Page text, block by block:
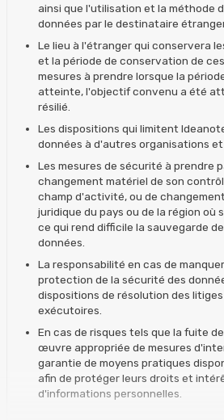
ainsi que l'utilisation et la méthode
données par le destinataire
Le lieu à l'étranger qui conservera
et la période de conservation de
mesures à prendre lorsque la
atteinte, l'objectif convenu a été
résilié.
Les dispositions qui limitent
données à d'autres organisations et
Les mesures de sécurité à prendre
changement matériel de son
champ d'activité, ou de
juridique du pays ou de la région
ce qui rend difficile la sauvegarde
données.
La responsabilité en cas de
protection de la sécurité des
dispositions de résolution des
exécutoires.
En cas de risques tels que la fuite
œuvre appropriée de mesures
garantie de moyens pratiques
afin de protéger leurs droits et
d'informations personnelles.